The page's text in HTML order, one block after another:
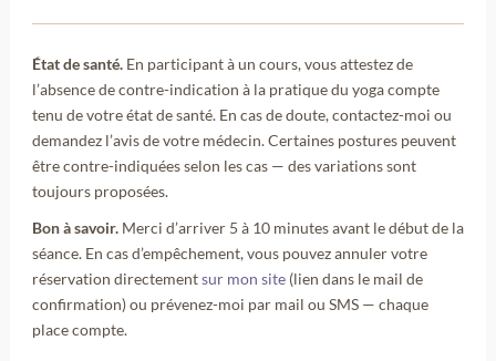
État de santé.En participant à un cours, vous attestez de
l’absence de contre-indication à la pratique du yoga compte
tenu de votre état de santé. En cas de doute, contactez-moi ou
demandez l’avis de votre médecin. Certaines postures peuvent
être contre-indiquées selon les cas — des variations sont
toujours proposées.
Bon à savoir.Merci d’arriver 5 à 10 minutes avant le début de la
séance. En cas d’empêchement, vous pouvez annuler votre
réservation directementsur mon site(lien dans le mail de
confirmation) ou prévenez-moi par mail ou SMS — chaque
place compte.